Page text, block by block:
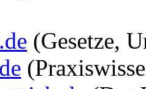
(Gesetze,